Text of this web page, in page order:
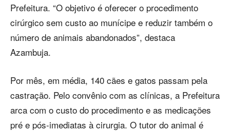
Prefeitura. “O objetivo é oferecer o procedimento
cirúrgico sem custo ao munícipe e reduzir também o
número de animais abandonados”, destaca
Azambuja.
Por mês, em média, 140 cães e gatos passam pela
castração. Pelo convênio com as clínicas, a Prefeitura
arca com o custo do procedimento e as medicações
pré e pós-imediatas à cirurgia. O tutor do animal é